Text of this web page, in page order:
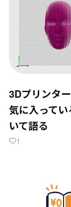
3Dプリンタ
気に入って
いて語る
1